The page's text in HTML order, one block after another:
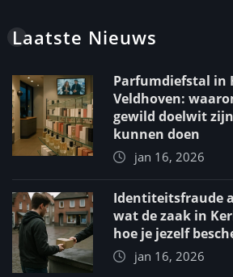
Laatste Nieuws
Parfumdiefstal in
Veldhoven:
gewild doelwit
kunnen doen
jan 16, 2026
Identiteitsfraude
wat de zaak in
hoe je jezelf
jan 16, 2026